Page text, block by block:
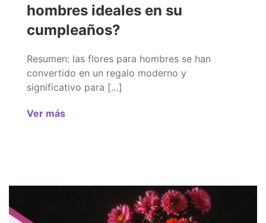
hombres ideales en su
cumpleaños?
Resumen: las flores para hombres se han
convertido en un regalo moderno y
significativo para […]
Ver más